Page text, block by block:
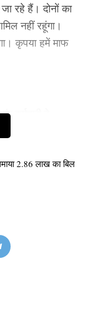
रहे हैं। दोनों का
नहीं रहूंगा।
कृपया हमें माफ
कर्मचारी ने
याद
2.86 लाख का बिल